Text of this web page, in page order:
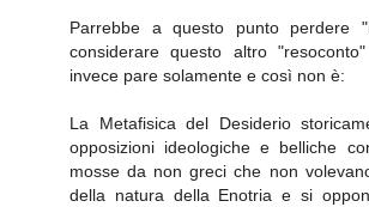
Parrebbe a questo punto perdere
considerare questo altro
invece pare solamente e così non è:
La Metafisica del Desiderio
opposizioni ideologiche e belliche
mosse da non greci che non
della natura della Enotria e si